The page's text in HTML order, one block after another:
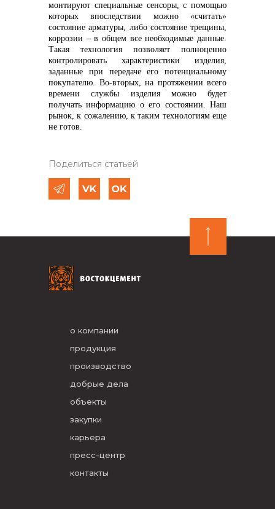
монтируют специальные сенсоры, с помощью
которых впоследствии можно «считать»
состояние арматуры, либо состояние трещины,
коррозии – в общем все необходимые данные.
Такая технология позволяет полноценно
контролировать характеристики изделия,
заданные при передаче его потенциальному
покупателю. Во-вторых, на протяжении всего
времени службы изделия можно будет
получать информацию о его состоянии. Наш
рынок, к сожалению, к таким технологиям еще
не готов.
Поделиться статьей
о компании
продукция
производство
добрые дела
объекты
закупки
карьера
пресс-центр
контакты